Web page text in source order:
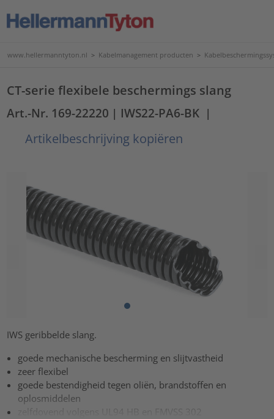
www.hellermanntyton.nl > Kabelmanagement producten >
CT-serie flexibele beschermings slang
Art.-Nr. 169-22220 | IWS22-PA6-BK |
Artikelbeschrijving kopiëren
IWS geribbelde slang.
goede mechanische bescherming en slijtvastheid
zeer flexibel
goede bestendigheid tegen oliën, brandstoffen en
oplosmiddelen
zelfdovend volgens UL94 HB en FMVSS 302